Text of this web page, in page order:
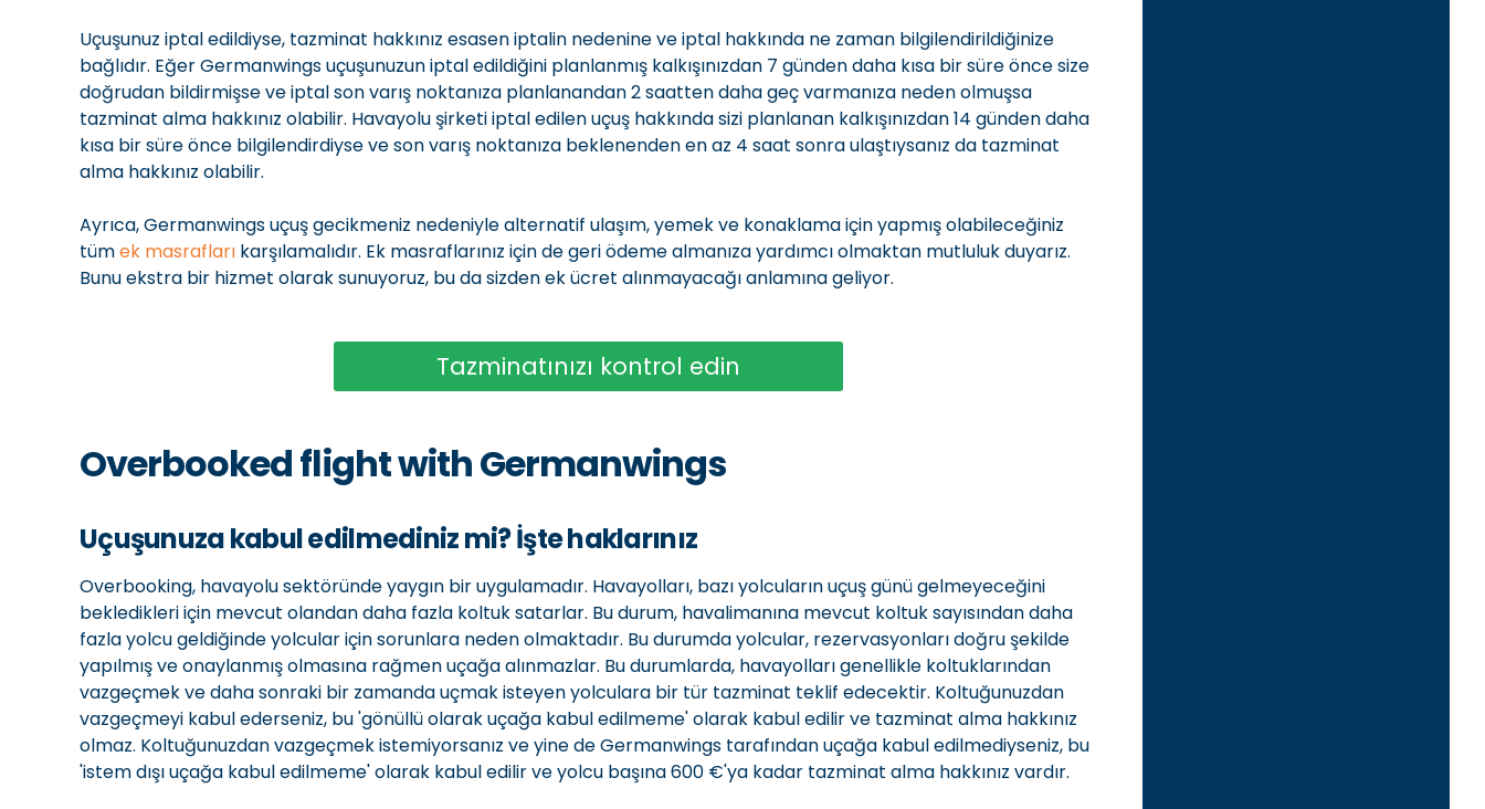
Uçuşunuz iptal edildiyse, tazminat hakkınız esasen iptalin nedenine ve iptal hakkında ne zaman bilgilendirildiğinize
bağlıdır. Eğer Germanwings uçuşunuzun iptal edildiğini planlanmış kalkışınızdan 7 günden daha kısa bir süre önce size
doğrudan bildirmişse ve iptal son varış noktanıza planlanandan 2 saatten daha geç varmanıza neden olmuşsa
tazminat alma hakkınız olabilir. Havayolu şirketi iptal edilen uçuş hakkında sizi planlanan kalkışınızdan 14 günden daha
kısa bir süre önce bilgilendirdiyse ve son varış noktanıza beklenenden en az 4 saat sonra ulaştıysanız da tazminat
alma hakkınız olabilir.
Ayrıca, Germanwings uçuş gecikmeniz nedeniyle alternatif ulaşım, yemek ve konaklama için yapmış olabileceğiniz
tümek masrafları karşılamalıdır. Ek masraflarınız için de geri ödeme almanıza yardımcı olmaktan mutluluk duyarız.
Bunu ekstra bir hizmet olarak sunuyoruz, bu da sizden ek ücret alınmayacağı anlamına geliyor.
Tazminatınızı kontrol edin
Overbooked flight with Germanwings
Uçuşunuza kabul edilmediniz mi? İşte haklarınız
Overbooking, havayolu sektöründe yaygın bir uygulamadır. Havayolları, bazı yolcuların uçuş günü gelmeyeceğini
bekledikleri için mevcut olandan daha fazla koltuk satarlar. Bu durum, havalimanına mevcut koltuk sayısından daha
fazla yolcu geldiğinde yolcular için sorunlara neden olmaktadır. Bu durumda yolcular, rezervasyonları doğru şekilde
yapılmış ve onaylanmış olmasına rağmen uçağa alınmazlar. Bu durumlarda, havayolları genellikle koltuklarından
vazgeçmek ve daha sonraki bir zamanda uçmak isteyen yolculara bir tür tazminat teklif edecektir. Koltuğunuzdan
vazgeçmeyi kabul ederseniz, bu 'gönüllü olarak uçağa kabul edilmeme' olarak kabul edilir ve tazminat alma hakkınız
olmaz. Koltuğunuzdan vazgeçmek istemiyorsanız ve yine de Germanwings tarafından uçağa kabul edilmediyseniz, bu
'istem dışı uçağa kabul edilmeme' olarak kabul edilir ve yolcu başına 600 €'ya kadar tazminat alma hakkınız vardır.